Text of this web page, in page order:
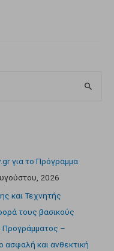
για το Πρόγραμμα
2026
και Τεχνητής
τους βασικούς
Προγράμματος –
ασφαλή και ανθεκτική